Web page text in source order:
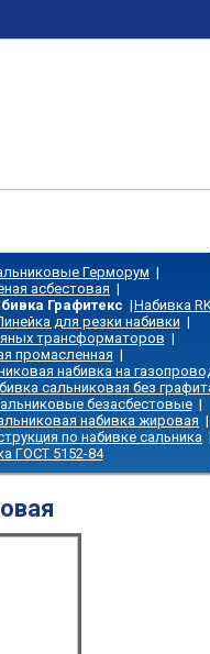
Герморум |
асбестовая |
Графитекс |Набивка
для резки набивки |
трансформаторов |
промасленная |
набивка на
сальниковая без
безасбестовые|
набивка жировая |
по набивке сальника |
ГОСТ 5152-84